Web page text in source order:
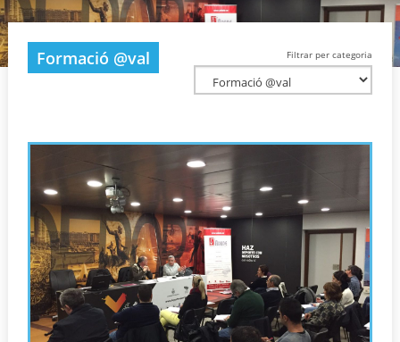
València en esport
Portal de Transparència
Formació @val Filtrar per categoria